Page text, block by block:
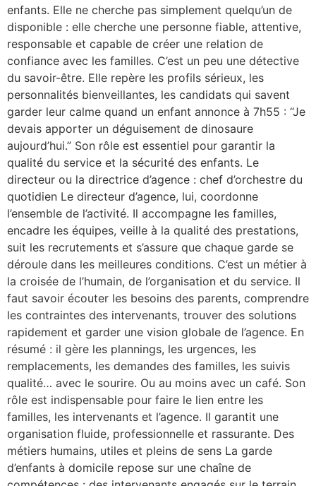
enfants. Elle ne cherche pas simplement quelqu’un de
disponible : elle cherche une personne fiable, attentive,
responsable et capable de créer une relation de
confiance avec les familles. C’est un peu une détective
du savoir-être. Elle repère les profils sérieux, les
personnalités bienveillantes, les candidats qui savent
garder leur calme quand un enfant annonce à 7h55 : “Je
devais apporter un déguisement de dinosaure
aujourd’hui.” Son rôle est essentiel pour garantir la
qualité du service et la sécurité des enfants. Le
directeur ou la directrice d’agence : chef d’orchestre du
quotidien Le directeur d’agence, lui, coordonne
l’ensemble de l’activité. Il accompagne les familles,
encadre les équipes, veille à la qualité des prestations,
suit les recrutements et s’assure que chaque garde se
déroule dans les meilleures conditions. C’est un métier à
la croisée de l’humain, de l’organisation et du service. Il
faut savoir écouter les besoins des parents, comprendre
les contraintes des intervenants, trouver des solutions
rapidement et garder une vision globale de l’agence. En
résumé : il gère les plannings, les urgences, les
remplacements, les demandes des familles, les suivis
qualité… avec le sourire. Ou au moins avec un café. Son
rôle est indispensable pour faire le lien entre les
familles, les intervenants et l’agence. Il garantit une
organisation fluide, professionnelle et rassurante. Des
métiers humains, utiles et pleins de sens La garde
d’enfants à domicile repose sur une chaîne de